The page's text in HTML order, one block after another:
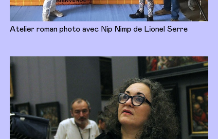
Atelier roman photo avec Nip Nimp de Lionel Serre